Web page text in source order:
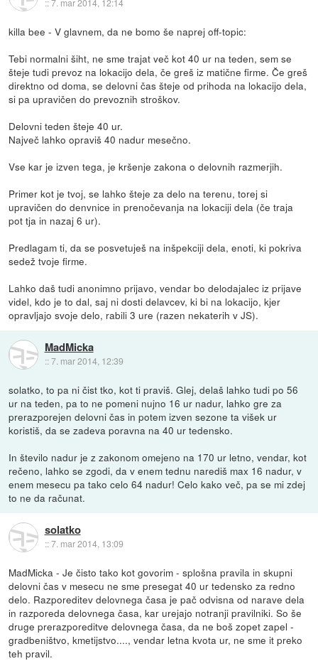
::7. mar 2014, 12:14
killa bee - V glavnem, da ne bomo še naprej off-topic:
Tebi normalni šiht, ne sme trajat več kot 40 ur na teden, sem se
šteje tudi prevoz na lokacijo dela, če greš iz matične firme. Če greš
direktno od doma, se delovni čas šteje od prihoda na lokacijo dela,
si pa upravičen do prevoznih stroškov.
Delovni teden šteje 40 ur.
Največ lahko opraviš 40 nadur mesečno.
Vse kar je izven tega, je kršenje zakona o delovnih razmerjih.
Primer kot je tvoj, se lahko šteje za delo na terenu, torej si
upravičen do denvnice in prenočevanja na lokaciji dela (če traja
pot tja in nazaj 6 ur).
Predlagam ti, da se posvetuješ na inšpekciji dela, enoti, ki pokriva
sedež tvoje firme.
Lahko daš tudi anonimno prijavo, vendar bo delodajalec iz prijave
videl, kdo je to dal, saj ni dosti delavcev, ki bi na lokacijo, kjer
opravljajo svoje delo, rabili 3 ure (razen nekaterih v JS).
MadMicka
::7. mar 2014, 12:39
solatko, to pa ni čist tko, kot ti praviš. Glej, delaš lahko tudi po 56
ur na teden, pa to ne pomeni nujno 16 ur nadur, lahko gre za
prerazporejen delovni čas in potem izven sezone ta višek ur
koristiš, da se zadeva poravna na 40 ur tedensko.
In število nadur je z zakonom omejeno na 170 ur letno, vendar, kot
rečeno, lahko se zgodi, da v enem tednu narediš max 16 nadur, v
enem mesecu pa tako celo 64 nadur! Celo kako več, pa se mi zdej
to ne da računat.
solatko
::7. mar 2014, 13:09
MadMicka - Je čisto tako kot govorim - splošna pravila in skupni
delovni čas v mesecu ne sme presegat 40 ur tedensko za redno
delo. Razporeditev delovnega časa je pač odvisna od narave dela
in razporeda delovnega časa, kar urejajo notranji pravilniki. So še
druge prerazporeditve delovnega časa, da ne boš zopet zapel -
gradbeništvo, kmetijstvo...., vendar letna kvota ur, ne sme it preko
teh pravil.